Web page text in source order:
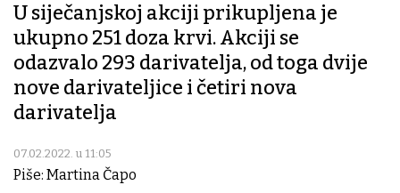
U siječanjskoj akciji prikupljena je
ukupno 251 doza krvi. Akciji se
odazvalo 293 darivatelja, od toga dvije
nove darivateljice i četiri nova
darivatelja
07.02.2022. u 11:05
Piše: Martina Čapo